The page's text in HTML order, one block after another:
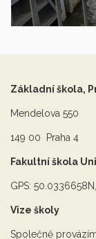
Základní škola,
Mendelova 550
149 00 Praha 4
Fakultní škola
GPS:
Vize školy
Společně